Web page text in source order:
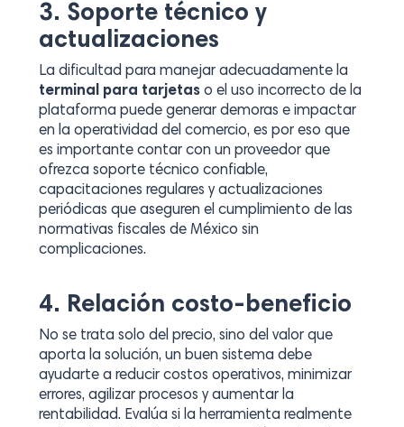
3. Soporte técnico y
actualizaciones
La dificultad para manejar adecuadamente la
terminal para tarjetaso el uso incorrecto de la
plataforma puede generar demoras e impactar
en la operatividad del comercio, es por eso que
es importante contar con un proveedor que
ofrezca soporte técnico confiable,
capacitaciones regulares y actualizaciones
periódicas que aseguren el cumplimiento de las
normativas fiscales de México sin
complicaciones.
4. Relación costo-beneficio
No se trata solo del precio, sino del valor que
aporta la solución, un buen sistema debe
ayudarte a reducir costos operativos, minimizar
errores, agilizar procesos y aumentar la
rentabilidad. Evalúa si la herramienta realmente